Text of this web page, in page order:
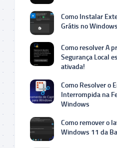
Como Instalar
Grátis no
Como resolver A
Segurança Local
ativada!
Como Resolver o
Interrompida na
Windows
Como remover o
Windows 11 da